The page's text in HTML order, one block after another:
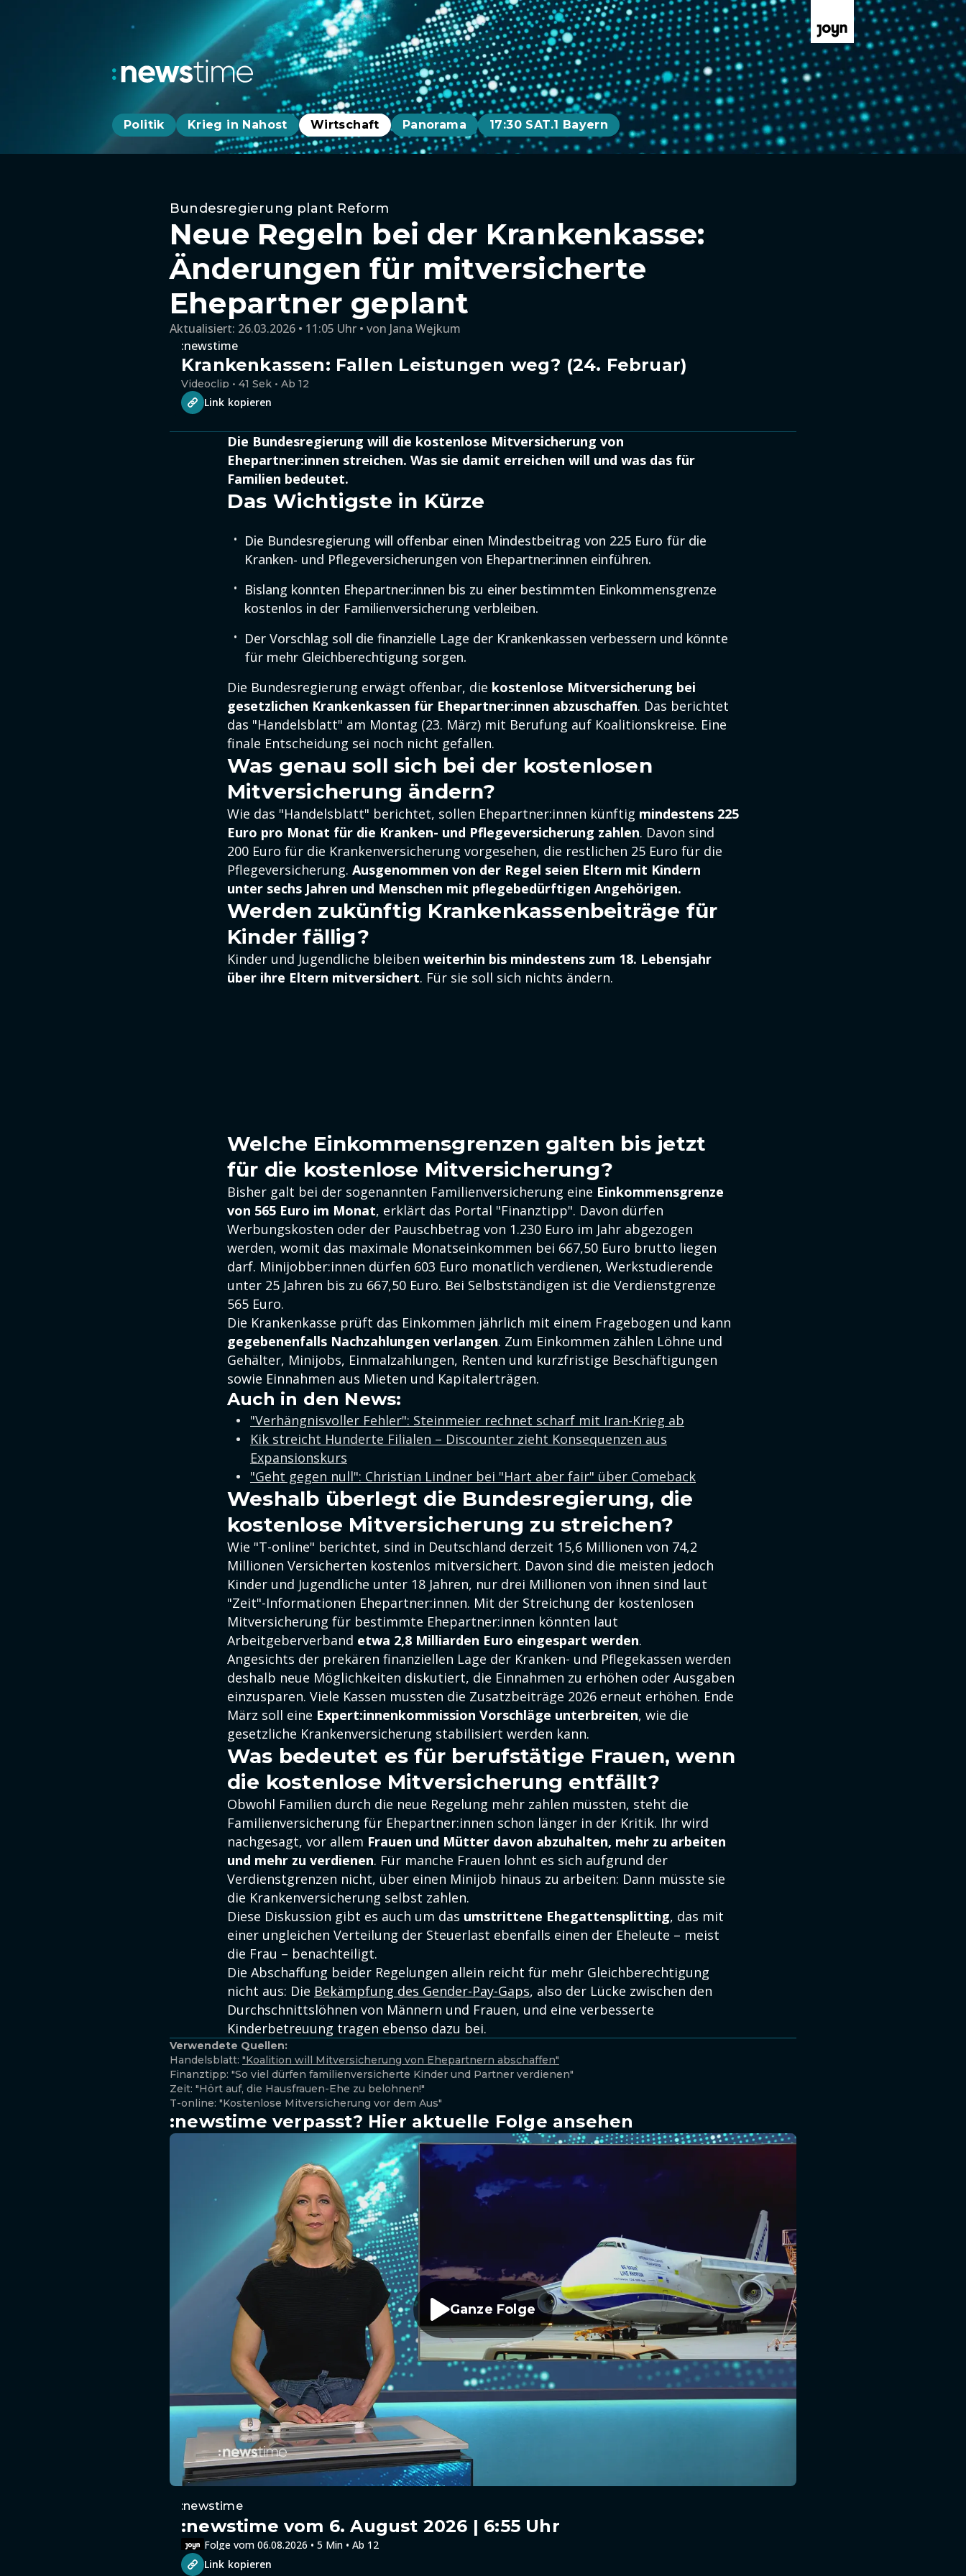
Politik Krieg in Nahost Wirtschaft Panorama 17:30 SAT.1 Bayern
Bundesregierung plant Reform
Neue Regeln bei der Krankenkasse:
Änderungen für mitversicherte
Ehepartner geplant
Aktualisiert: 26.03.2026 • 11:05 Uhr von Jana Wejkum
:newstime
Krankenkassen: Fallen Leistungen weg? (24. Februar)
Videoclip • 41 Sek • Ab 12
Link kopieren
Die Bundesregierung will die kostenlose Mitversicherung von
Ehepartner:innen streichen. Was sie damit erreichen will und was das für
Familien bedeutet.
Das Wichtigste in Kürze
Die Bundesregierung will offenbar einen Mindestbeitrag von 225 Euro für die
Kranken- und Pflegeversicherungen von Ehepartner:innen einführen.
Bislang konnten Ehepartner:innen bis zu einer bestimmten Einkommensgrenze
kostenlos in der Familienversicherung verbleiben.
Der Vorschlag soll die finanzielle Lage der Krankenkassen verbessern und könnte
für mehr Gleichberechtigung sorgen.
Die Bundesregierung erwägt offenbar, die kostenlose Mitversicherung bei
gesetzlichen Krankenkassen für Ehepartner:innen abzuschaffen. Das berichtet
das "Handelsblatt" am Montag (23. März) mit Berufung auf Koalitionskreise. Eine
finale Entscheidung sei noch nicht gefallen.
Was genau soll sich bei der kostenlosen
Mitversicherung ändern?
Wie das "Handelsblatt" berichtet, sollen Ehepartner:innen künftig mindestens 225
Euro pro Monat für die Kranken- und Pflegeversicherung zahlen. Davon sind
200 Euro für die Krankenversicherung vorgesehen, die restlichen 25 Euro für die
Pflegeversicherung. Ausgenommen von der Regel seien Eltern mit Kindern
unter sechs Jahren und Menschen mit pflegebedürftigen Angehörigen.
Werden zukünftig Krankenkassenbeiträge für
Kinder fällig?
Kinder und Jugendliche bleiben weiterhin bis mindestens zum 18. Lebensjahr
über ihre Eltern mitversichert. Für sie soll sich nichts ändern.
Welche Einkommensgrenzen galten bis jetzt
für die kostenlose Mitversicherung?
Bisher galt bei der sogenannten Familienversicherung eine Einkommensgrenze
von 565 Euro im Monat, erklärt das Portal "Finanztipp". Davon dürfen
Werbungskosten oder der Pauschbetrag von 1.230 Euro im Jahr abgezogen
werden, womit das maximale Monatseinkommen bei 667,50 Euro brutto liegen
darf. Minijobber:innen dürfen 603 Euro monatlich verdienen, Werkstudierende
unter 25 Jahren bis zu 667,50 Euro. Bei Selbstständigen ist die Verdienstgrenze
565 Euro.
Die Krankenkasse prüft das Einkommen jährlich mit einem Fragebogen und kann
gegebenenfalls Nachzahlungen verlangen. Zum Einkommen zählen Löhne und
Gehälter, Minijobs, Einmalzahlungen, Renten und kurzfristige Beschäftigungen
sowie Einnahmen aus Mieten und Kapitalerträgen.
Auch in den News:
"Verhängnisvoller Fehler": Steinmeier rechnet scharf mit Iran-Krieg ab
Kik streicht Hunderte Filialen – Discounter zieht Konsequenzen aus
Expansionskurs
"Geht gegen null": Christian Lindner bei "Hart aber fair" über Comeback
Weshalb überlegt die Bundesregierung, die
kostenlose Mitversicherung zu streichen?
Wie "T-online" berichtet, sind in Deutschland derzeit 15,6 Millionen von 74,2
Millionen Versicherten kostenlos mitversichert. Davon sind die meisten jedoch
Kinder und Jugendliche unter 18 Jahren, nur drei Millionen von ihnen sind laut
"Zeit"-Informationen Ehepartner:innen. Mit der Streichung der kostenlosen
Mitversicherung für bestimmte Ehepartner:innen könnten laut
Arbeitgeberverband etwa 2,8 Milliarden Euro eingespart werden.
Angesichts der prekären finanziellen Lage der Kranken- und Pflegekassen werden
deshalb neue Möglichkeiten diskutiert, die Einnahmen zu erhöhen oder Ausgaben
einzusparen. Viele Kassen mussten die Zusatzbeiträge 2026 erneut erhöhen. Ende
März soll eine Expert:innenkommission Vorschläge unterbreiten, wie die
gesetzliche Krankenversicherung stabilisiert werden kann.
Was bedeutet es für berufstätige Frauen, wenn
die kostenlose Mitversicherung entfällt?
Obwohl Familien durch die neue Regelung mehr zahlen müssten, steht die
Familienversicherung für Ehepartner:innen schon länger in der Kritik. Ihr wird
nachgesagt, vor allem Frauen und Mütter davon abzuhalten, mehr zu arbeiten
und mehr zu verdienen. Für manche Frauen lohnt es sich aufgrund der
Verdienstgrenzen nicht, über einen Minijob hinaus zu arbeiten: Dann müsste sie
die Krankenversicherung selbst zahlen.
Diese Diskussion gibt es auch um das umstrittene Ehegattensplitting, das mit
einer ungleichen Verteilung der Steuerlast ebenfalls einen der Eheleute – meist
die Frau – benachteiligt.
Die Abschaffung beider Regelungen allein reicht für mehr Gleichberechtigung
nicht aus: Die Bekämpfung des Gender-Pay-Gaps, also der Lücke zwischen den
Durchschnittslöhnen von Männern und Frauen, und eine verbesserte
Kinderbetreuung tragen ebenso dazu bei.
Verwendete Quellen:
Handelsblatt: "Koalition will Mitversicherung von Ehepartnern abschaffen"
Finanztipp: "So viel dürfen familienversicherte Kinder und Partner verdienen"
Zeit: "Hört auf, die Hausfrauen-Ehe zu belohnen!"
T-online: "Kostenlose Mitversicherung vor dem Aus"
:newstime verpasst? Hier aktuelle Folge ansehen
Ganze Folge
:newstime
:newstime vom 6. August 2026 | 6:55 Uhr
Folge vom 06.08.2026 • 5 Min • Ab 12
Link kopieren